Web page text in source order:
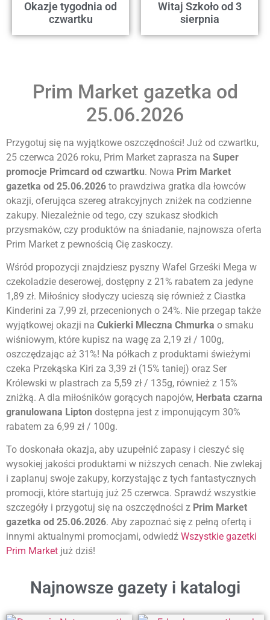
Okazje tygodnia od
czwartku
Witaj Szkoło od 3
sierpnia
Prim Market gazetka od
25.06.2026
Przygotuj się na wyjątkowe oszczędności! Już od czwartku,
25 czerwca 2026 roku, Prim Market zaprasza na Super
promocje Primcard od czwartku. Nowa Prim Market
gazetka od 25.06.2026 to prawdziwa gratka dla łowców
okazji, oferująca szereg atrakcyjnych zniżek na codzienne
zakupy. Niezależnie od tego, czy szukasz słodkich
przysmaków, czy produktów na śniadanie, najnowsza oferta
Prim Market z pewnością Cię zaskoczy.
Wśród propozycji znajdziesz pyszny Wafel Grześki Mega w
czekoladzie deserowej, dostępny z 21% rabatem za jedyne
1,89 zł. Miłośnicy słodyczy ucieszą się również z Ciastka
Kinderini za 7,99 zł, przecenionych o 24%. Nie przegap także
wyjątkowej okazji na Cukierki Mleczna Chmurka o smaku
wiśniowym, które kupisz na wagę za 2,19 zł / 100g,
oszczędzając aż 31%! Na półkach z produktami świeżymi
czeka Przekąska Kiri za 3,39 zł (15% taniej) oraz Ser
Królewski w plastrach za 5,59 zł / 135g, również z 15%
zniżką. A dla miłośników gorących napojów, Herbata czarna
granulowana Lipton dostępna jest z imponującym 30%
rabatem za 6,99 zł / 100g.
To doskonała okazja, aby uzupełnić zapasy i cieszyć się
wysokiej jakości produktami w niższych cenach. Nie zwlekaj
i zaplanuj swoje zakupy, korzystając z tych fantastycznych
promocji, które startują już 25 czerwca. Sprawdź wszystkie
szczegóły i przygotuj się na oszczędności z Prim Market
gazetka od 25.06.2026. Aby zapoznać się z pełną ofertą i
innymi aktualnymi promocjami, odwiedź Wszystkie gazetki
Prim Market już dziś!
Najnowsze gazety i katalogi